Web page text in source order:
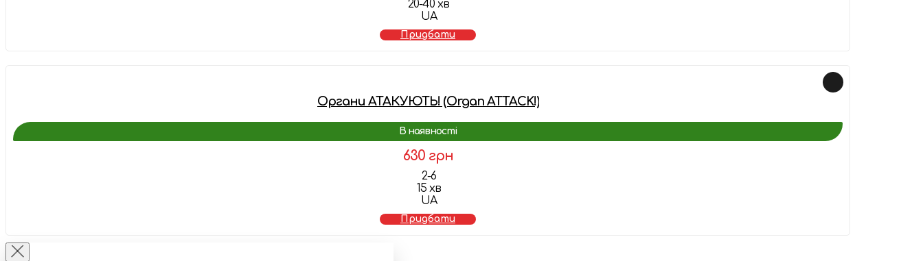
20-40 хв
UA
Придбати
Органи АТАКУЮТЬ! (Organ ATTACK!)
В наявності
630 грн
2-6
15 хв
UA
Придбати